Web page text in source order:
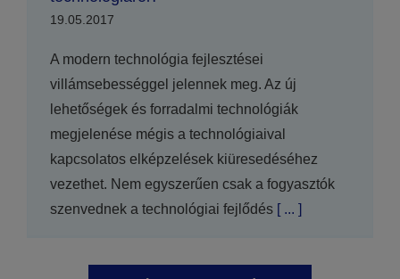
19.05.2017
A modern technológia fejlesztései
villámsebességgel jelennek meg. Az új
lehetőségek és forradalmi technológiák
megjelenése mégis a technológiaival
kapcsolatos elképzelések kiüresedéséhez
vezethet. Nem egyszerűen csak a fogyasztók
szenvednek a technológiai fejlődés[ ... ]